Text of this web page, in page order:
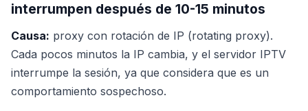
interrumpen después de 10-15 minutos
Causa: proxy con rotación de IP (rotating proxy).
Cada pocos minutos la IP cambia, y el servidor IPTV
interrumpe la sesión, ya que considera que es un
comportamiento sospechoso.